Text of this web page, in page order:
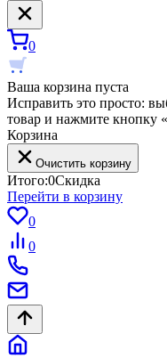
0
Ваша корзина пуста
Исправить это просто:
товар и нажмите кнопку
Корзина
Очистить корзину
Итого:0Скидка
Перейти в корзину
0
0